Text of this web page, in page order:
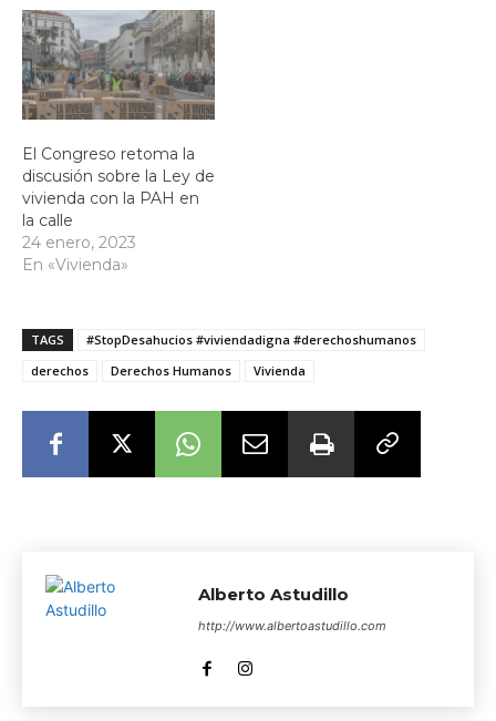
El Congreso retoma la
discusión sobre la Ley de
vivienda con la PAH en
la calle
24 enero, 2023
En «Vivienda»
TAGS
#StopDesahucios #viviendadigna #derechoshumanos
derechos
Derechos Humanos Vivienda
Alberto Astudillo
http://www.albertoastudillo.com